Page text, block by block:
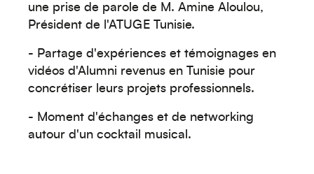
une prise de parole de M. Amine Aloulou,
Président de l'ATUGE Tunisie.
- Partage d'expériences et témoignages en
vidéos d'Alumni revenus en Tunisie pour
concrétiser leurs projets professionnels.
- Moment d'échanges et de networking
autour d'un cocktail musical.
Océanie